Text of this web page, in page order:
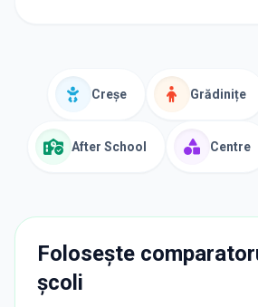
Creșe Grădinițe
After School Centre
Folosește
școli